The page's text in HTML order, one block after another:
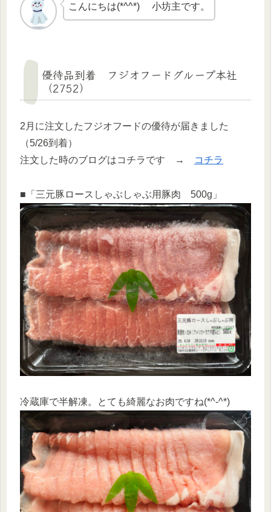
こんにちは(*^^*) 小坊主です。
優待品到着 フジオフードグループ本社
（2752）
2月に注文したフジオフードの優待が届きました
（5/26到着）
注文した時のブログはコチラです →
コチラ
■「三元豚ロースしゃぶしゃぶ用豚肉 500g」
冷蔵庫で半解凍。とても綺麗なお肉ですね(*^-^*)